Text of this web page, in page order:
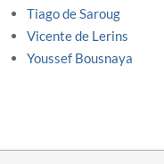
Tiago de Saroug
Vicente de Lerins
Youssef Bousnaya